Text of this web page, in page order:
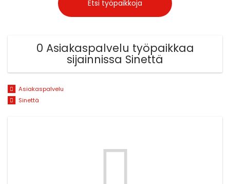
0 Asiakaspalvelu työpaikkaa
sijainnissa Sinettä
Asiakaspalvelu
Sinettä